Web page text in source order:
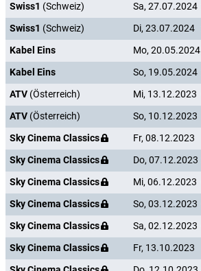
Swiss1 (Schweiz) Sa, 27.07.2024
Swiss1 (Schweiz) Di, 23.07.2024
Kabel Eins
Mo, 20.05.2024
Kabel Eins
So, 19.05.2024
ATV (Österreich) Mi, 13.12.2023
ATV (Österreich) So, 10.12.2023
Sky Cinema Classics
Fr, 08.12.2023
Sky Cinema Classics
Do, 07.12.2023
Sky Cinema Classics
Mi, 06.12.2023
Sky Cinema Classics
So, 03.12.2023
Sky Cinema Classics
Sa, 02.12.2023
Sky Cinema Classics
Fr, 13.10.2023